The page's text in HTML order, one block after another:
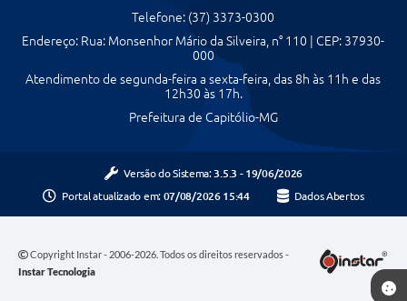
Telefone: (37) 3373-0300
Endereço: Rua: Monsenhor Mário da Silveira, n° 110 | CEP: 37930-
000
Atendimento de segunda-feira a sexta-feira, das 8h às 11h e das
12h30 às 17h.
Prefeitura de Capitólio-MG
Versão do Sistema: 3.5.3 - 19/06/2026
Portal atualizado em: 07/08/2026 15:44 Dados Abertos
Copyright Instar - 2006-2026. Todos os direitos reservados -
Instar Tecnologia